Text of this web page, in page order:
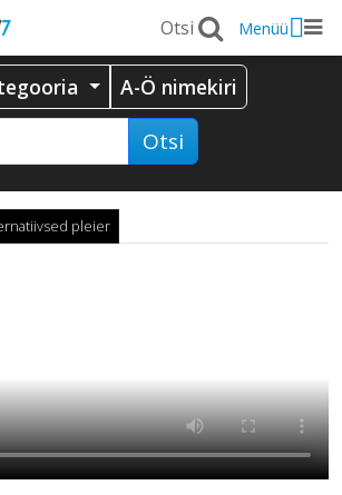
Menüü
A-Ö nimekiri
Otsi
pleier